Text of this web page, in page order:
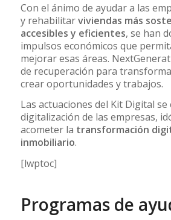
Con el ánimo de ayudar a las
y rehabilitarviviendas más
accesibles y eficientes, se han
impulsos económicos que
mejorar esas áreas.
de recuperación para
crear oportunidades y trabajos.
Las actuaciones del Kit Digital
digitalización de las empresas,
acometer la transformación
inmobiliario.
[lwptoc]
Programas de